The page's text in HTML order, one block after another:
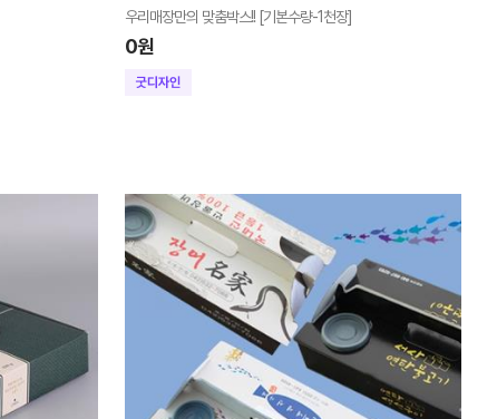
우리매장만의 맞춤박스!! [기본수량-1천장]
0원